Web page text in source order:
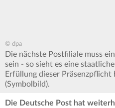
© dpa
Die nächste Postfiliale muss
sein - so sieht es eine
Erfüllung dieser
(Symbolbild).
Die Deutsche Post hat